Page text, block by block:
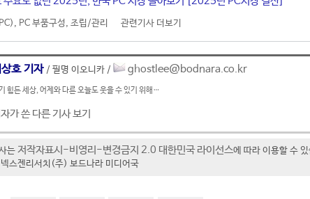
, PC 부품구성, 조립/관리 관련기사 더보기
호 기자 / 필명 이오니카 / ghostlee@bodnara.co.kr
힘든 세상, 어제와 다른 오늘도 웃을 수 있기 위해…
가 쓴 다른 기사 보기
는저작자표시-비영리-변경금지 2.0 대한민국 라이선스에 따라 이용할 수
스젠리서치(주) 보드나라 미디어국